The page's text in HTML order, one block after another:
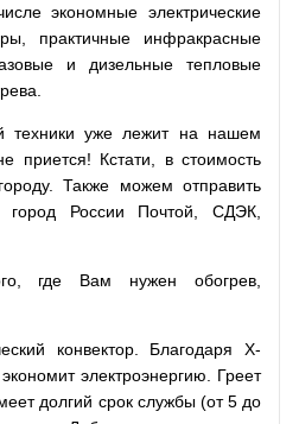
экономные электрические
практичные инфракрасные
и дизельные тепловые
техники уже лежит на нашем
приется! Кстати, в стоимость
Также можем отправить
город России Почтой, СДЭК,
где Вам нужен обогрев,
конвектор. Благодаря Х-
электроэнергию. Греет
долгий срок службы (от 5 до